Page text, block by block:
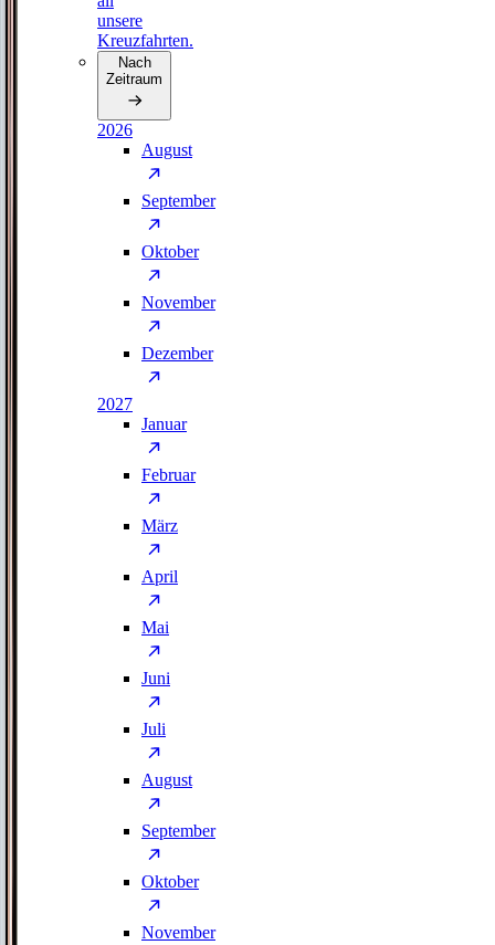
unsere
Kreuzfahrten.
Nach
Zeitraum
2026
August
September
Oktober
November
Dezember
2027
Januar
Februar
März
April
Mai
Juni
Juli
August
September
Oktober
November